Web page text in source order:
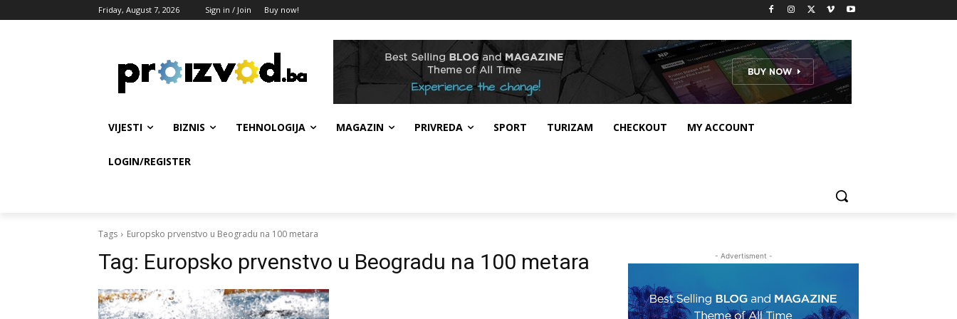
Friday, August 7, 2026 Sign in / Join Buy now!
VIJESTI BIZNIS TEHNOLOGIJA MAGAZIN PRIVREDA SPORT TURIZAM CHECKOUT MY ACCOUNT
LOGIN/REGISTER
Tags Europsko prvenstvo u Beogradu na 100 metara
Tag: Europsko prvenstvo u Beogradu na 100 metara - Advertisment -